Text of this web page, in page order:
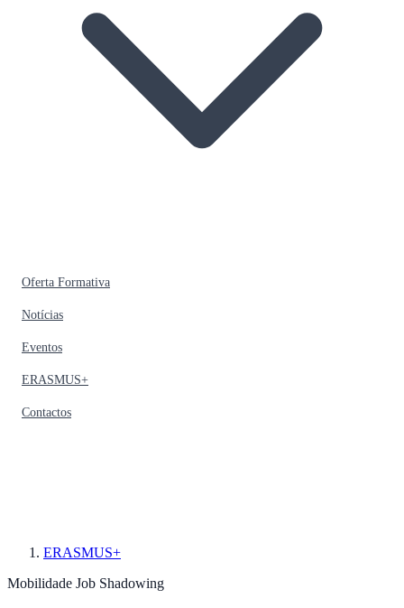
Oferta Formativa
Notícias
Eventos
ERASMUS+
Contactos
ERASMUS+
Mobilidade Job Shadowing